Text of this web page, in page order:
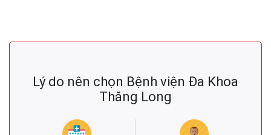
Lý do nên chọn Bệnh viện Đa Khoa
Thăng Long